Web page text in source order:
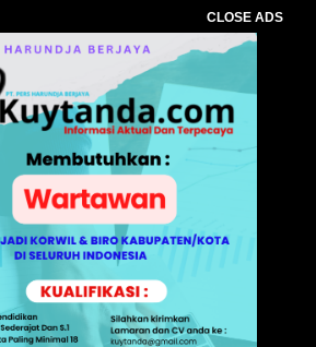
CLOSE ADS